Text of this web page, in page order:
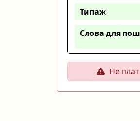
Типаж
Слова для
Не